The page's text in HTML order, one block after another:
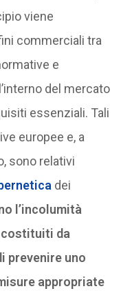
viene
commerciali tra
e
del mercato
essenziali. Tali
europee e, a
sono relativi
dei
l’incolumità
da
prevenire uno
appropriate